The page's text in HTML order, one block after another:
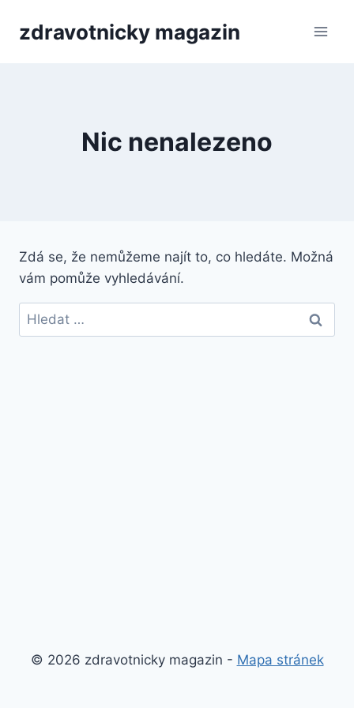
zdravotnicky magazin
Nic nenalezeno
Zdá se, že nemůžeme najít to, co hledáte. Možná
vám pomůže vyhledávání.
Vyhledávání
© 2026 zdravotnicky magazin - Mapa stránek